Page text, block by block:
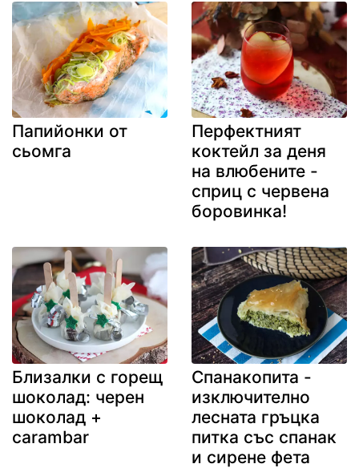
Папийонки от
сьомга
Перфектният
коктейл за деня
на влюбените -
сприц с червена
боровинка!
Близалки с горещ
шоколад: черен
шоколад +
carambar
Спанакопита -
изключително
лесната гръцка
питка със спанак
и сирене фета